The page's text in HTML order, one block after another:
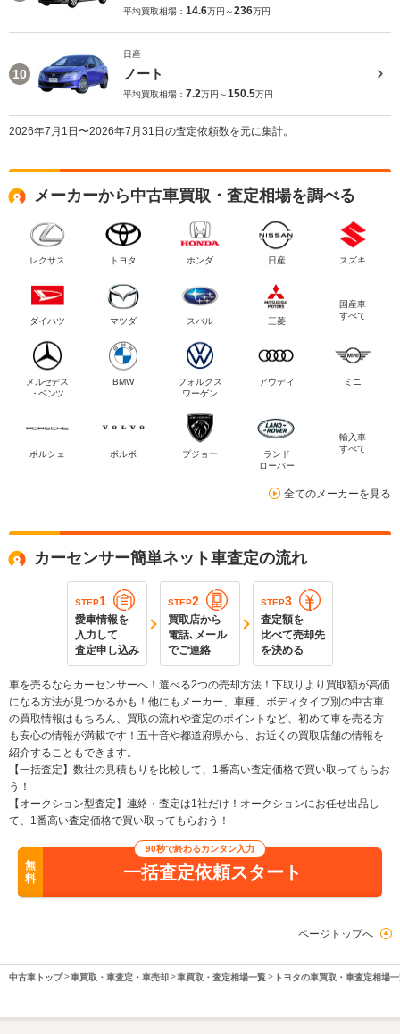
平均買取相場： 14.6万円～236万円
10
日産
ノート
平均買取相場： 7.2万円～150.5万円
2026年7月1日〜2026年7月31日の査定依頼数を元に集計。
メーカーから中古車買取・査定相場を調べる
レクサス トヨタ ホンダ 日産 スズキ
ダイハツ マツダ スバル 三菱
国産車
すべて
メルセデス
・ベンツ
BMW
フォルクス
ワーゲン
アウディ ミニ
ポルシェ ボルボ プジョー
ランド
ローバー
輸入車
すべて
全てのメーカーを見る
カーセンサー簡単ネット車査定の流れ
STEP1
愛車情報を
入力して
査定申し込み
STEP2
買取店から
電話､メール
でご連絡
STEP3
査定額を
比べて売却先
を決める
車を売るならカーセンサーへ！選べる2つの売却方法！下取りより買取額が高価
になる方法が見つかるかも！他にもメーカー、車種、ボディタイプ別の中古車
の買取情報はもちろん、買取の流れや査定のポイントなど、初めて車を売る方
も安心の情報が満載です！五十音や都道府県から、お近くの買取店舗の情報を
紹介することもできます。
【一括査定】数社の見積もりを比較して、1番高い査定価格で買い取ってもらお
う！
【オークション型査定】連絡・査定は1社だけ！オークションにお任せ出品し
て、1番高い査定価格で買い取ってもらおう！
無
料
90秒で終わるカンタン入力
一括査定依頼スタート
ページトップへ
中古車トップ 車買取・車査定・車売却 車買取・査定相場一覧 トヨタの車買取・車査定相場